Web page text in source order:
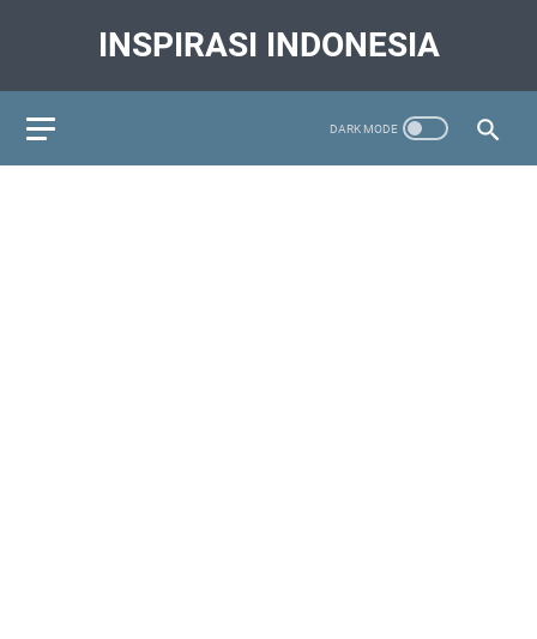
INSPIRASI INDONESIA